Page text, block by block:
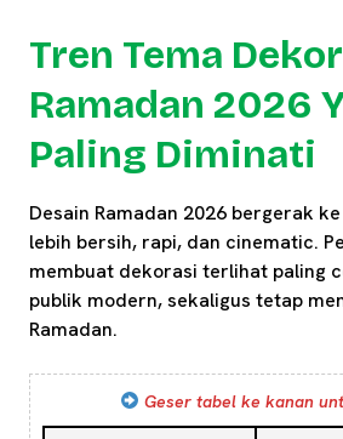
Tren Tema
Ramadan 2026
Paling Diminati
Desain Ramadan 2026 bergerak
lebih bersih, rapi, dan cinematic.
membuat dekorasi terlihat paling
publik modern, sekaligus tetap
Ramadan.
Geser tabel ke kanan